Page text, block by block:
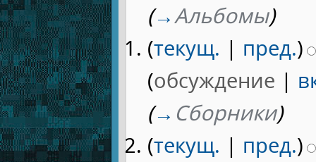
(→Альбомы)
(текущ. | пред.)
(обсуждение |
(→ Сборники)
(текущ. | пред.)